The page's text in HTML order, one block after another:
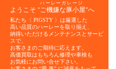
ハーレーガレージ
ようこそ "ご機嫌な豚小屋"へ
私たち〈 PIGSTY 〉は厳選した
高い品質のハーレーを取り揃え、
納得いただけるメンテナンスとサービ
スで、
お客さまのご期待に応えます。
高価買取はもちろん修理や車検も
お気軽にお問い合せ下さい。